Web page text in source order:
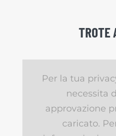
TROTE
Per la tua
necessita
approvazione
caricato.